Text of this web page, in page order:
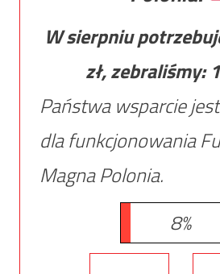
W sierpniu
zł, zebraliśmy:
Państwa wsparcie
dla funkcjonowania
Magna Polonia.
8%